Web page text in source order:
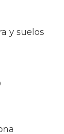
y suelos